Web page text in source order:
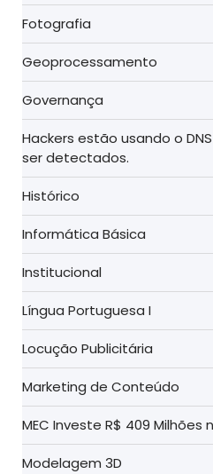
Fotografia
Geoprocessamento
Governança
Hackers estão usando o
ser detectados.
Histórico
Informática Básica
Institucional
Língua Portuguesa I
Locução Publicitária
Marketing de Conteúdo
MEC Investe R$ 409 Milhões
Modelagem 3D